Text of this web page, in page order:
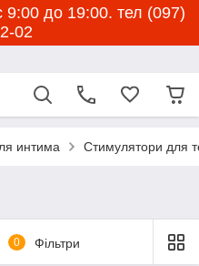
до 19:00. тел (097)
02
интима Стимулятори для
0 Фільтри